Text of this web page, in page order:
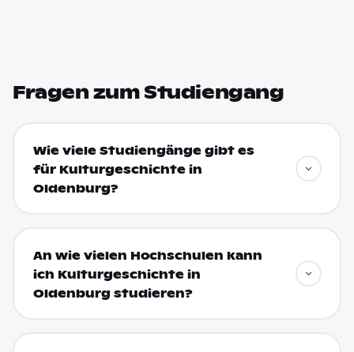
Fragen zum Studiengang
Wie viele Studiengänge gibt es
für Kulturgeschichte in
Oldenburg?
An wie vielen Hochschulen kann
ich Kulturgeschichte in
Oldenburg studieren?